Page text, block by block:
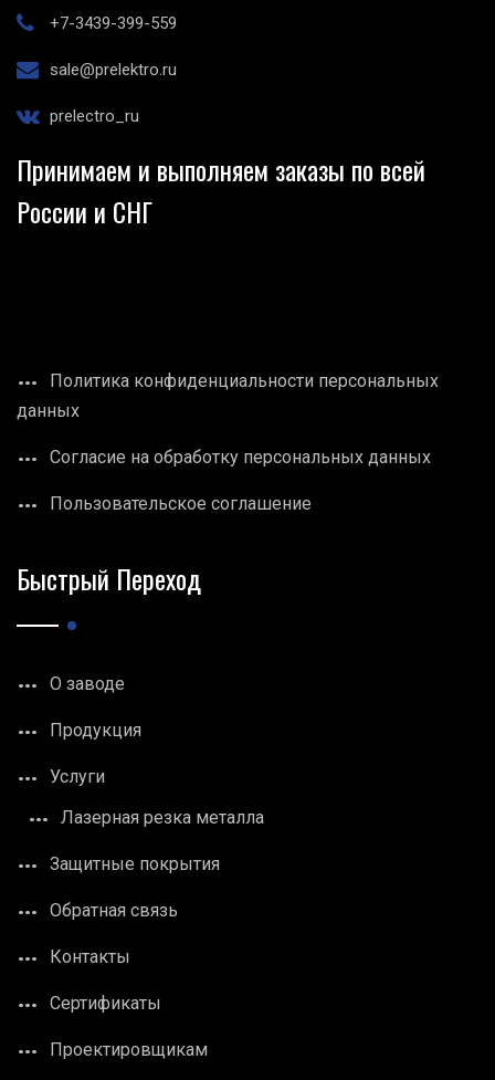
+7-3439-399-559
sale@prelektro.ru
prelectro_ru
Принимаем и выполняем заказы по всей
России и СНГ
Политика конфиденциальности персональных
данных
Согласие на обработку персональных данных
Пользовательское соглашение
Быстрый Переход
О заводе
Продукция
Услуги
Лазерная резка металла
Защитные покрытия
Обратная связь
Контакты
Сертификаты
Проектировщикам